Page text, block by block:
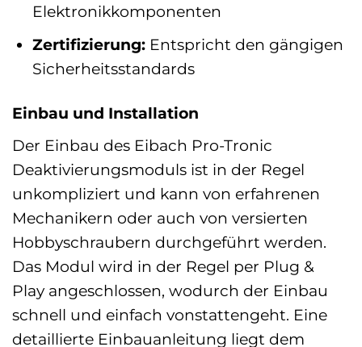
Elektronikkomponenten
Zertifizierung:Entspricht den gängigen
Sicherheitsstandards
Einbau und Installation
Der Einbau des Eibach Pro-Tronic
Deaktivierungsmoduls ist in der Regel
unkompliziert und kann von erfahrenen
Mechanikern oder auch von versierten
Hobbyschraubern durchgeführt werden.
Das Modul wird in der Regel per Plug &
Play angeschlossen, wodurch der Einbau
schnell und einfach vonstattengeht. Eine
detaillierte Einbauanleitung liegt dem